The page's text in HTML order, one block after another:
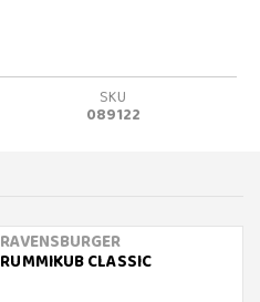
SKU
089122
RAVENSBURGER
RUMMIKUB CLASSIC